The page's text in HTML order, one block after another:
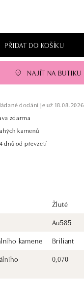
PŘIDAT DO KOŠÍKU
NAJÍT NA BUTIKU
dodání je už 18.08.2026.
zdarma
kamenů
dnů od převzetí
Žluté
Au585
kamene
Briliant
0,070